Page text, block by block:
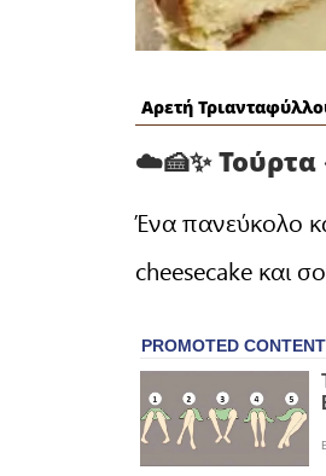
Αρετή
☁️🍰✨
Ένα πανεύκολο
cheesecake και